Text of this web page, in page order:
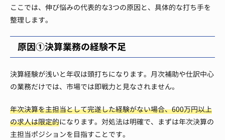
ここでは、伸び悩みの代表的な3つの原因と、具体的な打ち手を
整理します。
原因①決算業務の経験不足
決算経験が浅いと年収は頭打ちになります。月次補助や仕訳中心
の業務だけでは、市場では即戦力と見なされません。
年次決算を主担当として完遂した経験がない場合、600万円以上
の求人は限定的になります。対処法は明確で、まずは年次決算の
主担当ポジションを目指すことです。